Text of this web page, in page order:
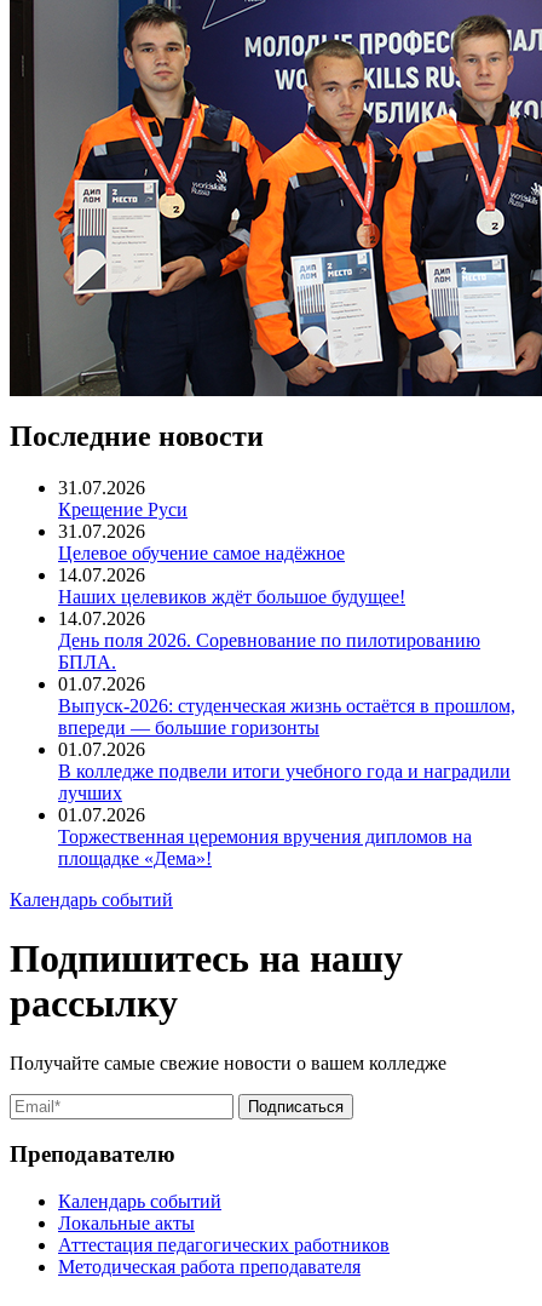
Последние новости
31.07.2026
Крещение Руси
31.07.2026
Целевое обучение самое надёжное
14.07.2026
Наших целевиков ждёт большое будущее!
14.07.2026
День поля 2026. Соревнование по пилотированию
БПЛА.
01.07.2026
Выпуск-2026: студенческая жизнь остаётся в прошлом,
впереди — большие горизонты
01.07.2026
В колледже подвели итоги учебного года и наградили
лучших
01.07.2026
Торжественная церемония вручения дипломов на
площадке «Дема»!
Календарь событий
Подпишитесь на нашу
рассылку
Получайте самые свежие новости о вашем колледже
Преподавателю
Календарь событий
Локальные акты
Аттестация педагогических работников
Методическая работа преподавателя